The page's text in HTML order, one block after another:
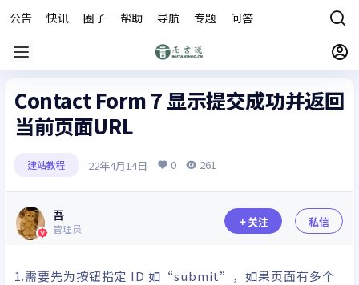
公告 快讯 圈子 帮助 导航 专题 问答
Contact Form 7 显示提交成功并返回
当前页面URL
建站教程 22年4月14日 0 261
吾
管理员 关注 私信
1.需要先为按钮指定 ID 如“submit”，如果页面有多个